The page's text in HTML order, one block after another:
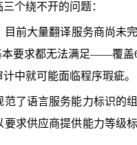
个绕不开的问题：
目前大量翻译服务商尚未
本要求都无法满足——覆
中就可能面临程序瑕疵。
范了语言服务能力标识的
要求供应商提供能力等级